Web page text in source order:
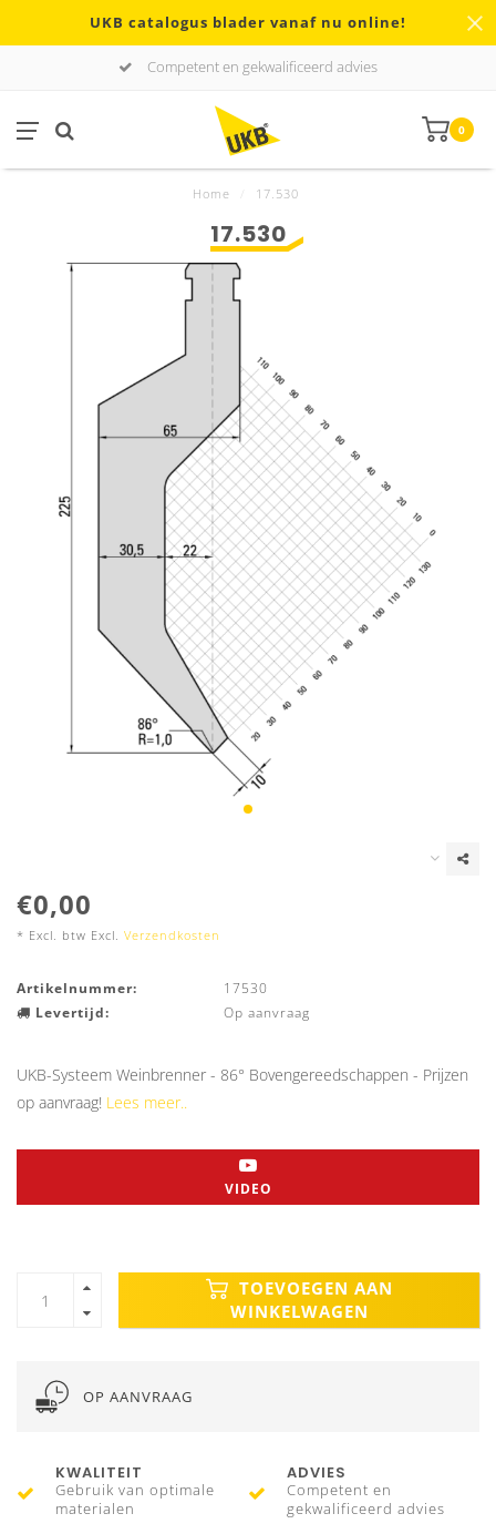
UKB catalogus blader vanaf nu online!
Competent en gekwalificeerd advies
0
Home 17.530
17.530
€0,00
* Excl. btw Excl. Verzendkosten
Artikelnummer:
17530
Levertijd:
Op aanvraag
UKB-Systeem Weinbrenner - 86° Bovengereedschappen - Prijzen
op aanvraag! Lees meer..
VIDEO
TOEVOEGEN AAN
WINKELWAGEN
OP AANVRAAG
KWALITEIT
Gebruik van optimale
materialen
ADVIES
Competent en
gekwalificeerd advies